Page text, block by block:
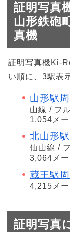
証明写真
山形鉄砲
真機
証明写真機Ki-
い順に、3駅表
山形駅
山線 / フ
1,054メ
北山形
仙山線 /
3,064メー
蔵王駅
4,215メー
証明写真